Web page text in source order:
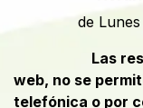
de
​​Las
web, no se
telefónica o por